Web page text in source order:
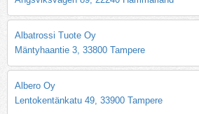
Albatrossi Tuote Oy
Mäntyhaantie 3, 33800 Tampere
Albero Oy
Lentokentänkatu 49, 33900 Tampere